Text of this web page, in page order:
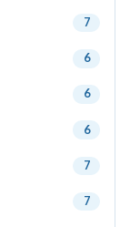
7
6
6
6
7
7